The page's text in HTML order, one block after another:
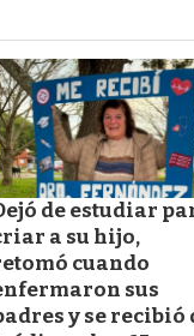
de estudiar
a su hijo,
cuando
sus
y se recibió